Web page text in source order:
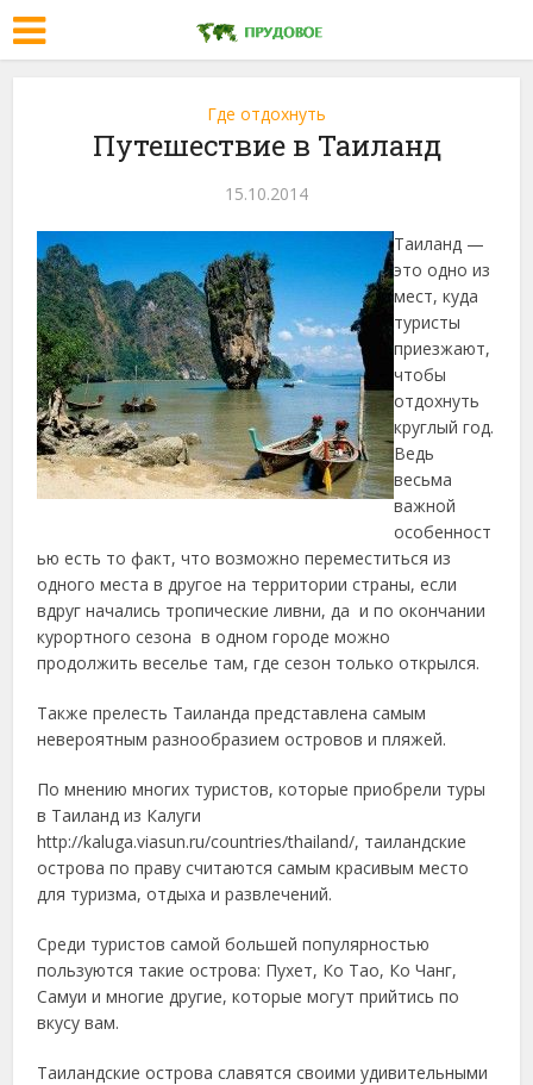
Где отдохнуть
Путешествие в Таиланд
15.10.2014
Таиланд —
это одно из
мест, куда
туристы
приезжают,
чтобы
отдохнуть
круглый год.
Ведь
весьма
важной
особенност
ью есть то факт, что возможно переместиться из
одного места в другое на территории страны, если
вдруг начались тропические ливни, да и по окончании
курортного сезона в одном городе можно
продолжить веселье там, где сезон только открылся.
Также прелесть Таиланда представлена самым
невероятным разнообразием островов и пляжей.
По мнению многих туристов, которые приобрели туры
в Таиланд из Калуги
http://kaluga.viasun.ru/countries/thailand/, таиландские
острова по праву считаются самым красивым место
для туризма, отдыха и развлечений.
Среди туристов самой большей популярностью
пользуются такие острова: Пухет, Ко Тао, Ко Чанг,
Самуи и многие другие, которые могут прийтись по
вкусу вам.
Таиландские острова славятся своими удивительными